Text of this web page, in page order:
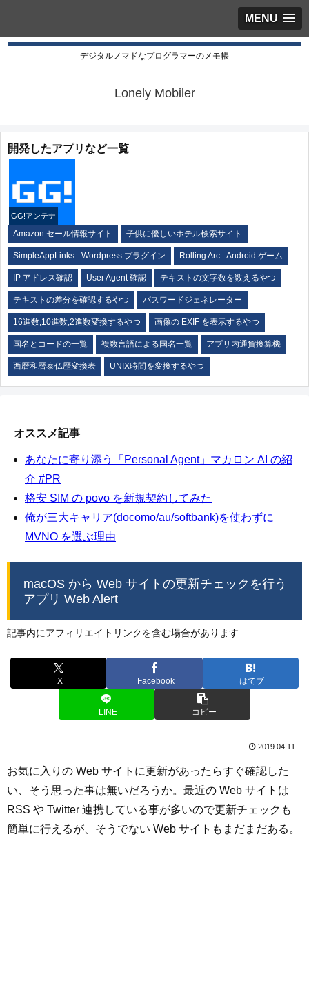
MENU
デジタルノマドなプログラマーのメモ帳
Lonely Mobiler
開発したアプリなど一覧
GG!アンテナ
Amazon セール情報サイト 子供に優しいホテル検索サイト
SimpleAppLinks - Wordpress プラグイン Rolling Arc - Android ゲーム
IP アドレス確認 User Agent 確認 テキストの文字数を数えるやつ
テキストの差分を確認するやつ パスワードジェネレーター
16進数,10進数,2進数変換するやつ 画像の EXIF を表示するやつ
国名とコードの一覧 複数言語による国名一覧 アプリ内通貨換算機
西暦和暦泰仏歴変換表 UNIX時間を変換するやつ
オススメ記事
あなたに寄り添う「Personal Agent」マカロン AI の紹
介 #PR
格安 SIM の povo を新規契約してみた
俺が三大キャリア(docomo/au/softbank)を使わずに
MVNO を選ぶ理由
macOS から Web サイトの更新チェックを行う
アプリ Web Alert
記事内にアフィリエイトリンクを含む場合があります
X Facebook はてブ
LINE コピー
2019.04.11
お気に入りの Web サイトに更新があったらすぐ確認した
い、そう思った事は無いだろうか。最近の Web サイトは
RSS や Twitter 連携している事が多いので更新チェックも
簡単に行えるが、そうでない Web サイトもまだまだある。